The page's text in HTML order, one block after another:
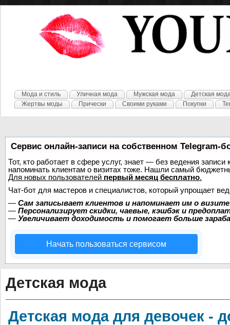
Мода и стиль Уличная мода Мужская мода
Детская
Жертвы моды
Прически Своими руками Покупки
Сервис онлайн-записи на собственном Telegram-
Тот, кто работает в сфере услуг, знает — без ведения
напоминать клиентам о визитах тоже. Нашли самый
Для новых пользователей первый месяц бесплатно.
Чат-бот для мастеров и специалистов, который упрощает
— Сам записывает клиентов и напоминает им о
— Персонализирует скидки, чаевые, кэшбэк и
— Увеличивает доходимость и помогает больше
Начать пользоваться сервисом
Детская мода
Детская мода для девочек -